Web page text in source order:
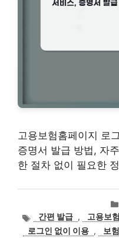
고용보험홈페이지 로
증명서 발급 방법, 자
한 절차 없이 필요한
태
그
간편 발급 , 고용보
로그인 없이 이용 , 보